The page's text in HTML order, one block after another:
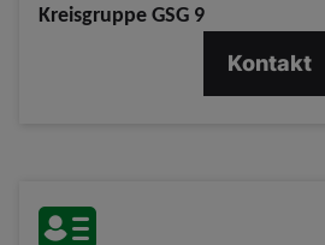
Kreisgruppe GSG 9
Kontakt